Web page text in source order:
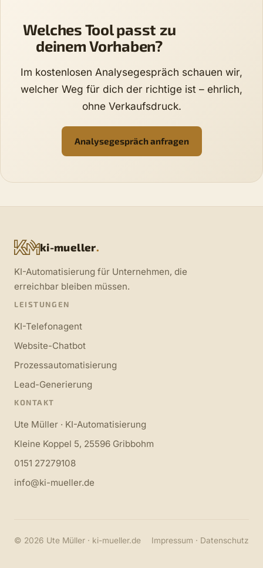
Welches Tool passt zu
deinem Vorhaben?
Im kostenlosen Analysegespräch schauen wir,
welcher Weg für dich der richtige ist – ehrlich,
ohne Verkaufsdruck.
Analysegespräch anfragen
ki-mueller.
KI-Automatisierung für Unternehmen, die
erreichbar bleiben müssen.
LEISTUNGEN
KI-Telefonagent
Website-Chatbot
Prozessautomatisierung
Lead-Generierung
KONTAKT
Ute Müller · KI-Automatisierung
Kleine Koppel 5, 25596 Gribbohm
0151 27279108
info@ki-mueller.de
© 2026 Ute Müller · ki-mueller.de Impressum · Datenschutz